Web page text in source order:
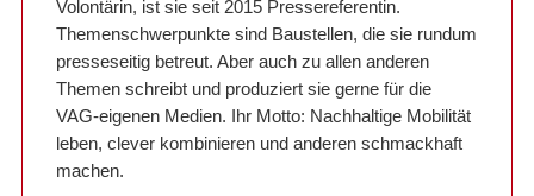
Volontärin, ist sie seit 2015 Pressereferentin.
Themenschwerpunkte sind Baustellen, die sie rundum
presseseitig betreut. Aber auch zu allen anderen
Themen schreibt und produziert sie gerne für die
VAG-eigenen Medien. Ihr Motto: Nachhaltige Mobilität
leben, clever kombinieren und anderen schmackhaft
machen.